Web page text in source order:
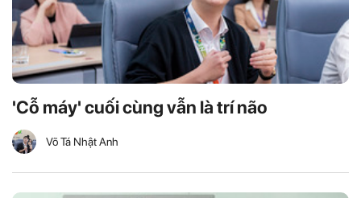
'Cỗ máy' cuối cùng vẫn là trí não
Võ Tá Nhật Anh